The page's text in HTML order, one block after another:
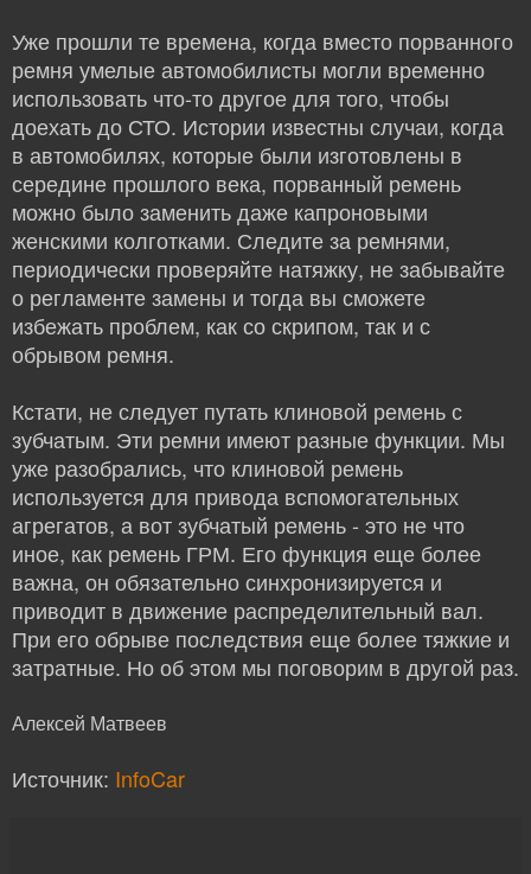
Уже прошли те времена, когда вместо порванного
ремня умелые автомобилисты могли временно
использовать что-то другое для того, чтобы
доехать до СТО. Истории известны случаи, когда
в автомобилях, которые были изготовлены в
середине прошлого века, порванный ремень
можно было заменить даже капроновыми
женскими колготками. Следите за ремнями,
периодически проверяйте натяжку, не забывайте
о регламенте замены и тогда вы сможете
избежать проблем, как со скрипом, так и с
обрывом ремня.
Кстати, не следует путать клиновой ремень с
зубчатым. Эти ремни имеют разные функции. Мы
уже разобрались, что клиновой ремень
используется для привода вспомогательных
агрегатов, а вот зубчатый ремень - это не что
иное, как ремень ГРМ. Его функция еще более
важна, он обязательно синхронизируется и
приводит в движение распределительный вал.
При его обрыве последствия еще более тяжкие и
затратные. Но об этом мы поговорим в другой раз.
Алексей Матвеев
Источник: InfoCar